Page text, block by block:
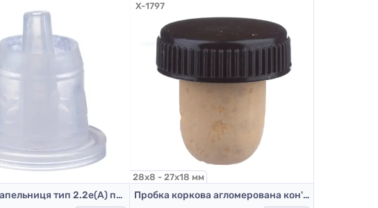
Пробка крапельниця тип 2.2е(А) прозора
X-1797
28х8 - 27х18 мм
Пробка коркова агломерована кон'ячна розмір 28*8+27*18 мм FINE з пластиковим чорним ковпачком